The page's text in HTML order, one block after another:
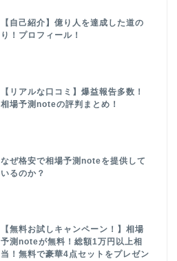
【自己紹介】億り人を達成した道の
り！プロフィール！
【リアルな口コミ】爆益報告多数！
相場予測noteの評判まとめ！
なぜ格安で相場予測noteを提供して
いるのか？
【無料お試しキャンペーン！】相場
予測noteが無料！総額1万円以上相
当！無料で豪華4点セットをプレゼン